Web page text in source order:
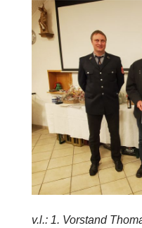
v.l.: 1. Vorstand